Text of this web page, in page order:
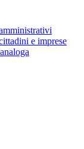
e imprese